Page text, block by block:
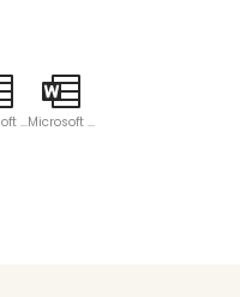
Microsoft Excel Microsoft Word